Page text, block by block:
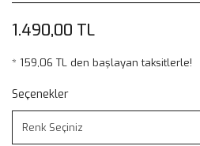
1.490,00 TL
* 159,06 TL den başlayan taksitlerle!
Seçenekler